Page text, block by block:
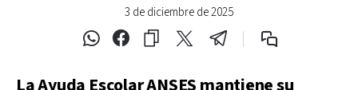
3 de diciembre de 2025
La Ayuda Escolar ANSES mantiene su